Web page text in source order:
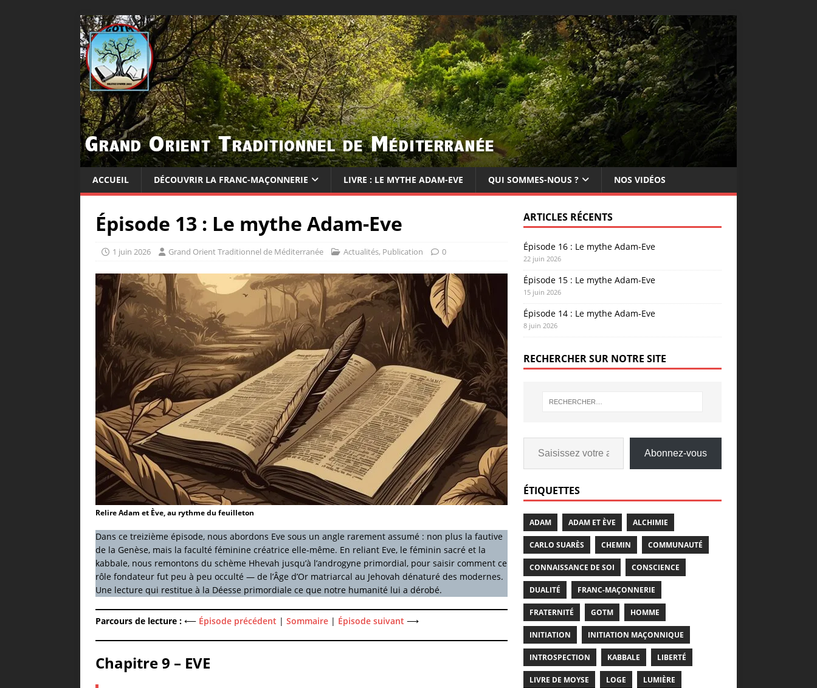
ACCUEIL DÉCOUVRIR LA FRANC-MAÇONNERIE LIVRE : LE MYTHE ADAM-EVE QUI SOMMES-NOUS ? NOS VIDÉOS
Épisode 13 : Le mythe Adam-Eve
1 juin 2026 Grand Orient Traditionnel de Méditerranée Actualités, Publication 0
Relire Adam et Ève, au rythme du feuilleton
Dans ce treizième épisode, nous abordons Eve sous un angle rarement assumé : non plus la fautive
de la Genèse, mais la faculté féminine créatrice elle-même. En reliant Eve, le féminin sacré et la
kabbale, nous remontons du schème Hhevah jusqu’à l’androgyne primordial, pour saisir comment ce
rôle fondateur fut peu à peu occulté — de l’Âge d’Or matriarcal au Jehovah dénaturé des modernes.
Une lecture qui restitue à la Déesse primordiale ce que notre humanité lui a dérobé.
Parcours de lecture : ⟵ Épisode précédent | Sommaire | Épisode suivant ⟶
Chapitre 9 – EVE
ARTICLES RÉCENTS
Épisode 16 : Le mythe Adam-Eve
22 juin 2026
Épisode 15 : Le mythe Adam-Eve
15 juin 2026
Épisode 14 : Le mythe Adam-Eve
8 juin 2026
RECHERCHER SUR NOTRE SITE
Abonnez-vous
ÉTIQUETTES
ADAM ADAM ET ÈVE ALCHIMIE
CARLO SUARÈS CHEMIN COMMUNAUTÉ
CONNAISSANCE DE SOI CONSCIENCE
DUALITÉ FRANC-MAÇONNERIE
FRATERNITÉ GOTM HOMME
INITIATION INITIATION MAÇONNIQUE
INTROSPECTION KABBALE LIBERTÉ
LIVRE DE MOYSE LOGE LUMIÈRE